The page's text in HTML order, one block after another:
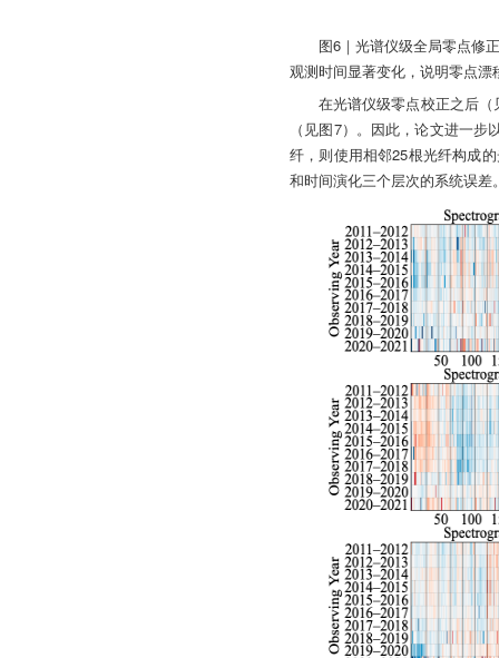
图6｜光谱仪级全局零点修
观测时间显著变化，说明零点
在光谱仪级零点校正之后
（见图7）。因此，论文进一
纤，则使用相邻25根光纤构成
和时间演化三个层次的系统误